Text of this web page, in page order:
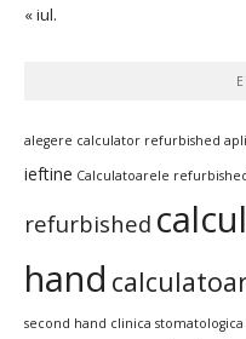
« iul.
alegere calculator refurbished
ieftine Calculatoarele
refurbished
hand
second hand clinica